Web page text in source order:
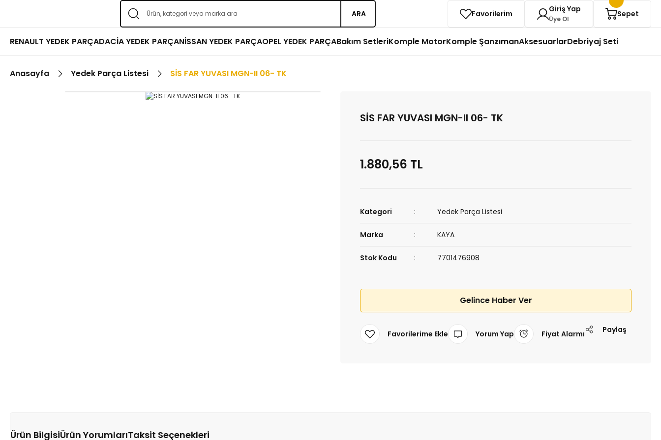
ARA Favorilerim Giriş Yap
Üye Ol
Sepet
RENAULT YEDEK PARÇADACİA YEDEK PARÇANİSSAN YEDEK PARÇAOPEL YEDEK PARÇABakım SetleriKomple MotorKomple ŞanzımanAksesuarlarDebriyaj Seti
Anasayfa Yedek Parça Listesi SİS FAR YUVASI MGN-II 06- TK
SİS FAR YUVASI MGN-II 06- TK
1.880,56 TL
Kategori Yedek Parça Listesi
Marka KAYA
Stok Kodu 7701476908
Gelince Haber Ver
Yorum Yap Fiyat Alarmı Paylaş
Ürün BilgisiÜrün YorumlarıTaksit Seçenekleri